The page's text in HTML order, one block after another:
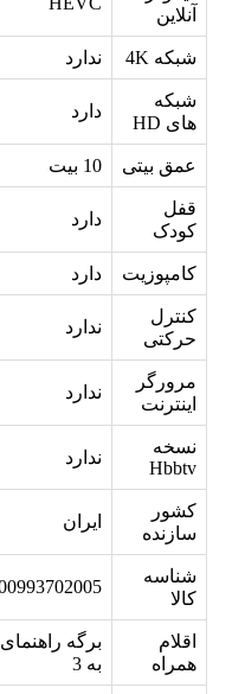
آنلاین
شبکه 4K ندارد
شبکه
های HD
دارد
عمق بیتی 10 بیت
قفل
کودک
دارد
کامپوزیت دارد
کنترل
حرکتی
ندارد
مرورگر
اینترنت
ندارد
نسخه
Hbbtv
ندارد
کشور
سازنده
ایران
شناسه
کالا
2900993702005
اقلام
همراه